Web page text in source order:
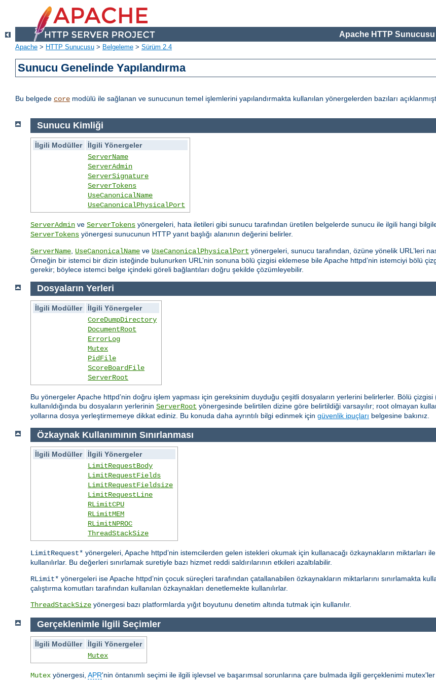
Apache HTTP
Apache > HTTP Sunucusu > Belgeleme > Sürüm 2.4
Sunucu Genelinde Yapılandırma
Bu belgede core modülü ile sağlanan ve sunucunun temel işlemlerini yapılandırmakta kullanılan yönergelerden bazıları
Sunucu Kimliği
İlgili Modüller
İlgili Yönergeler
ServerName
ServerAdmin
ServerSignature
ServerTokens
UseCanonicalName
UseCanonicalPhysicalPort
ServerAdmin ve ServerTokens yönergeleri, hata iletileri gibi sunucu tarafından üretilen belgelerde sunucu ile ilgili hangi
ServerTokens yönergesi sunucunun HTTP yanıt başlığı alanının değerini belirler.
ServerName UseCanonicalName ve UseCanonicalPhysicalPort yönergeleri, sunucu tarafından, özüne yönelik URL’leri
Örneğin bir istemci bir dizin isteğinde bulunurken URL’nin sonuna bölü çizgisi eklemese bile Apache httpd’nin istemciyi bölü
gerekir; böylece istemci belge içindeki göreli bağlantıları doğru şekilde çözümleyebilir.
Dosyaların Yerleri
İlgili Modüller
İlgili Yönergeler
CoreDumpDirectory
DocumentRoot
ErrorLog
Mutex
PidFile
ScoreBoardFile
ServerRoot
Bu yönergeler Apache httpd’nin doğru işlem yapması için gereksinim duyduğu çeşitli dosyaların yerlerini belirlerler. Bölü
kullanıldığında bu dosyaların yerlerinin ServerRoot yönergesinde belirtilen dizine göre belirtildiği varsayılır; root olmayan
yollarına dosya yerleştirmemeye dikkat ediniz. Bu konuda daha ayrıntılı bilgi edinmek için güvenlik ipuçları belgesine bakınız.
Özkaynak Kullanımının Sınırlanması
İlgili Modüller
İlgili Yönergeler
LimitRequestBody
LimitRequestFields
LimitRequestFieldsize
LimitRequestLine
RLimitCPU
RLimitMEM
RLimitNPROC
ThreadStackSize
LimitRequest* yönergeleri, Apache httpd’nin istemcilerden gelen istekleri okumak için kullanacağı özkaynakların miktarları
kullanılırlar. Bu değerleri sınırlamak suretiyle bazı hizmet reddi saldırılarının etkileri azaltılabilir.
RLimit* yönergeleri ise Apache httpd’nin çocuk süreçleri tarafından çatallanabilen özkaynakların miktarlarını sınırlamakta
çalıştırma komutları tarafından kullanılan özkaynakları denetlemekte kullanılırlar.
ThreadStackSize yönergesi bazı platformlarda yığıt boyutunu denetim altında tutmak için kullanılır.
Gerçeklenimle ilgili Seçimler
İlgili Modüller
İlgili Yönergeler
Mutex
Mutex yönergesi, APR'nin öntanımlı seçimi ile ilgili işlevsel ve başarımsal sorunlarına çare bulmada ilgili gerçeklenimi